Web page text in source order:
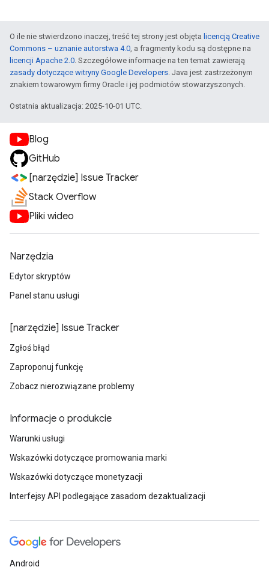
O ile nie stwierdzono inaczej, treść tej strony jest objęta licencją Creative
Commons – uznanie autorstwa 4.0, a fragmenty kodu są dostępne na
licencji Apache 2.0. Szczegółowe informacje na ten temat zawierają
zasady dotyczące witryny Google Developers. Java jest zastrzeżonym
znakiem towarowym firmy Oracle i jej podmiotów stowarzyszonych.
Ostatnia aktualizacja: 2025-10-01 UTC.
Blog
GitHub
[narzędzie] Issue Tracker
Stack Overflow
Pliki wideo
Narzędzia
Edytor skryptów
Panel stanu usługi
[narzędzie] Issue Tracker
Zgłoś błąd
Zaproponuj funkcję
Zobacz nierozwiązane problemy
Informacje o produkcie
Warunki usługi
Wskazówki dotyczące promowania marki
Wskazówki dotyczące monetyzacji
Interfejsy API podlegające zasadom dezaktualizacji
Android